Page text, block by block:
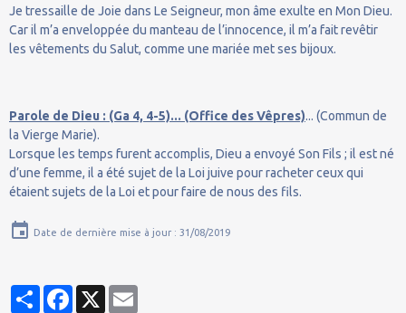
Je tressaille de Joie dans Le Seigneur, mon âme exulte en Mon Dieu.
Car il m’a enveloppée du manteau de l’innocence, il m’a fait revêtir
les vêtements du Salut, comme une mariée met ses bijoux.
Parole de Dieu : (Ga 4, 4-5)... (Office des Vêpres)... (Commun de
la Vierge Marie).
Lorsque les temps furent accomplis, Dieu a envoyé Son Fils ; il est né
d’une femme, il a été sujet de la Loi juive pour racheter ceux qui
étaient sujets de la Loi et pour faire de nous des fils.
Date de dernière mise à jour : 31/08/2019
PartagerFacebook
X